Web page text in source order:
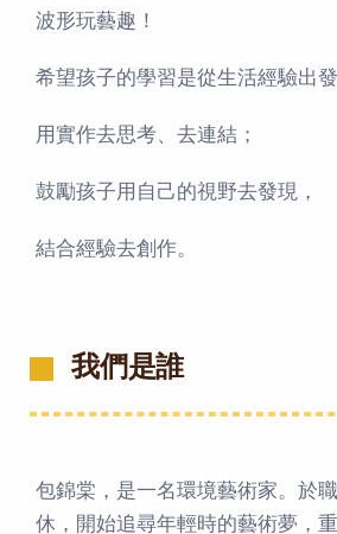
波形玩藝趣！
希望孩子的學習是從生活經驗出發
用實作去思考、去連結；
鼓勵孩子用自己的視野去發現，
結合經驗去創作。
我們是誰
包錦棠，是一名環境藝術家。於
休，開始追尋年輕時的藝術夢，